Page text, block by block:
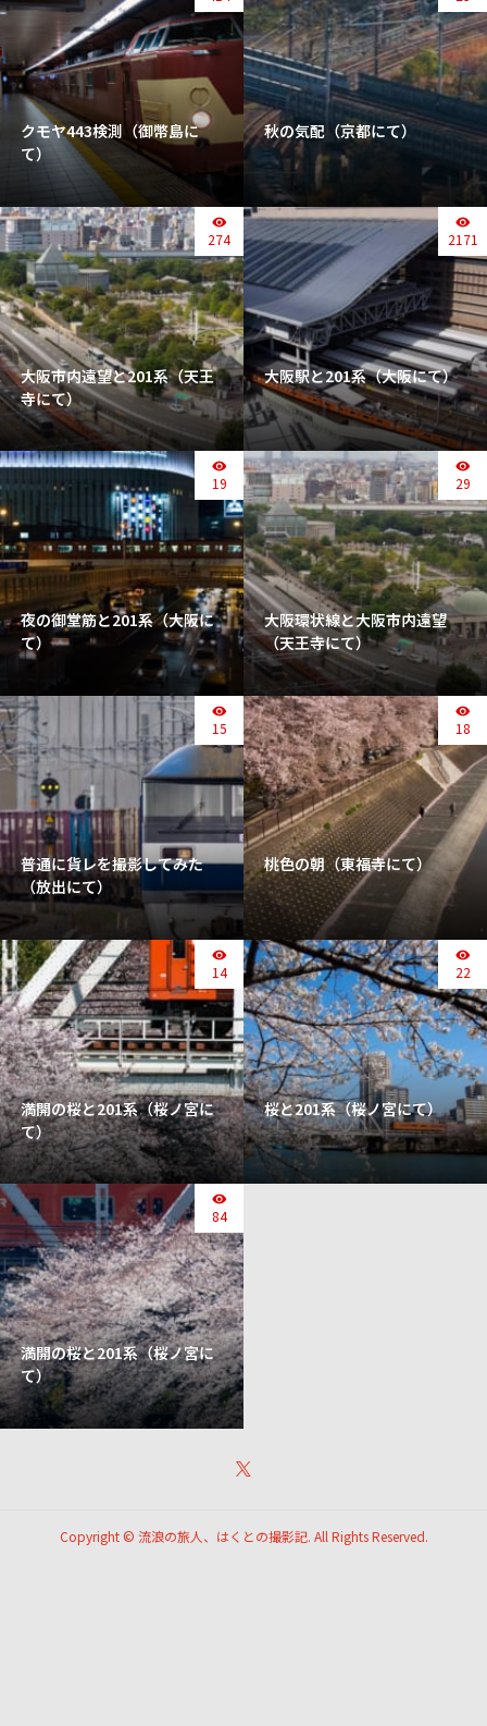
クモヤ443検測（御幣島に
て）
秋の気配（京都にて）
大阪市内遠望と201系（天王
寺にて）
274
大阪駅と201系（大阪にて）
2171
夜の御堂筋と201系（大阪に
て）
19
大阪環状線と大阪市内遠望
（天王寺にて）
29
普通に貨レを撮影してみた
（放出にて）
15
桃色の朝（東福寺にて）
18
満開の桜と201系（桜ノ宮に
て）
14
桜と201系（桜ノ宮にて）
22
満開の桜と201系（桜ノ宮に
て）
84
Copyright © 流浪の旅人、はくとの撮影記. All Rights Reserved.